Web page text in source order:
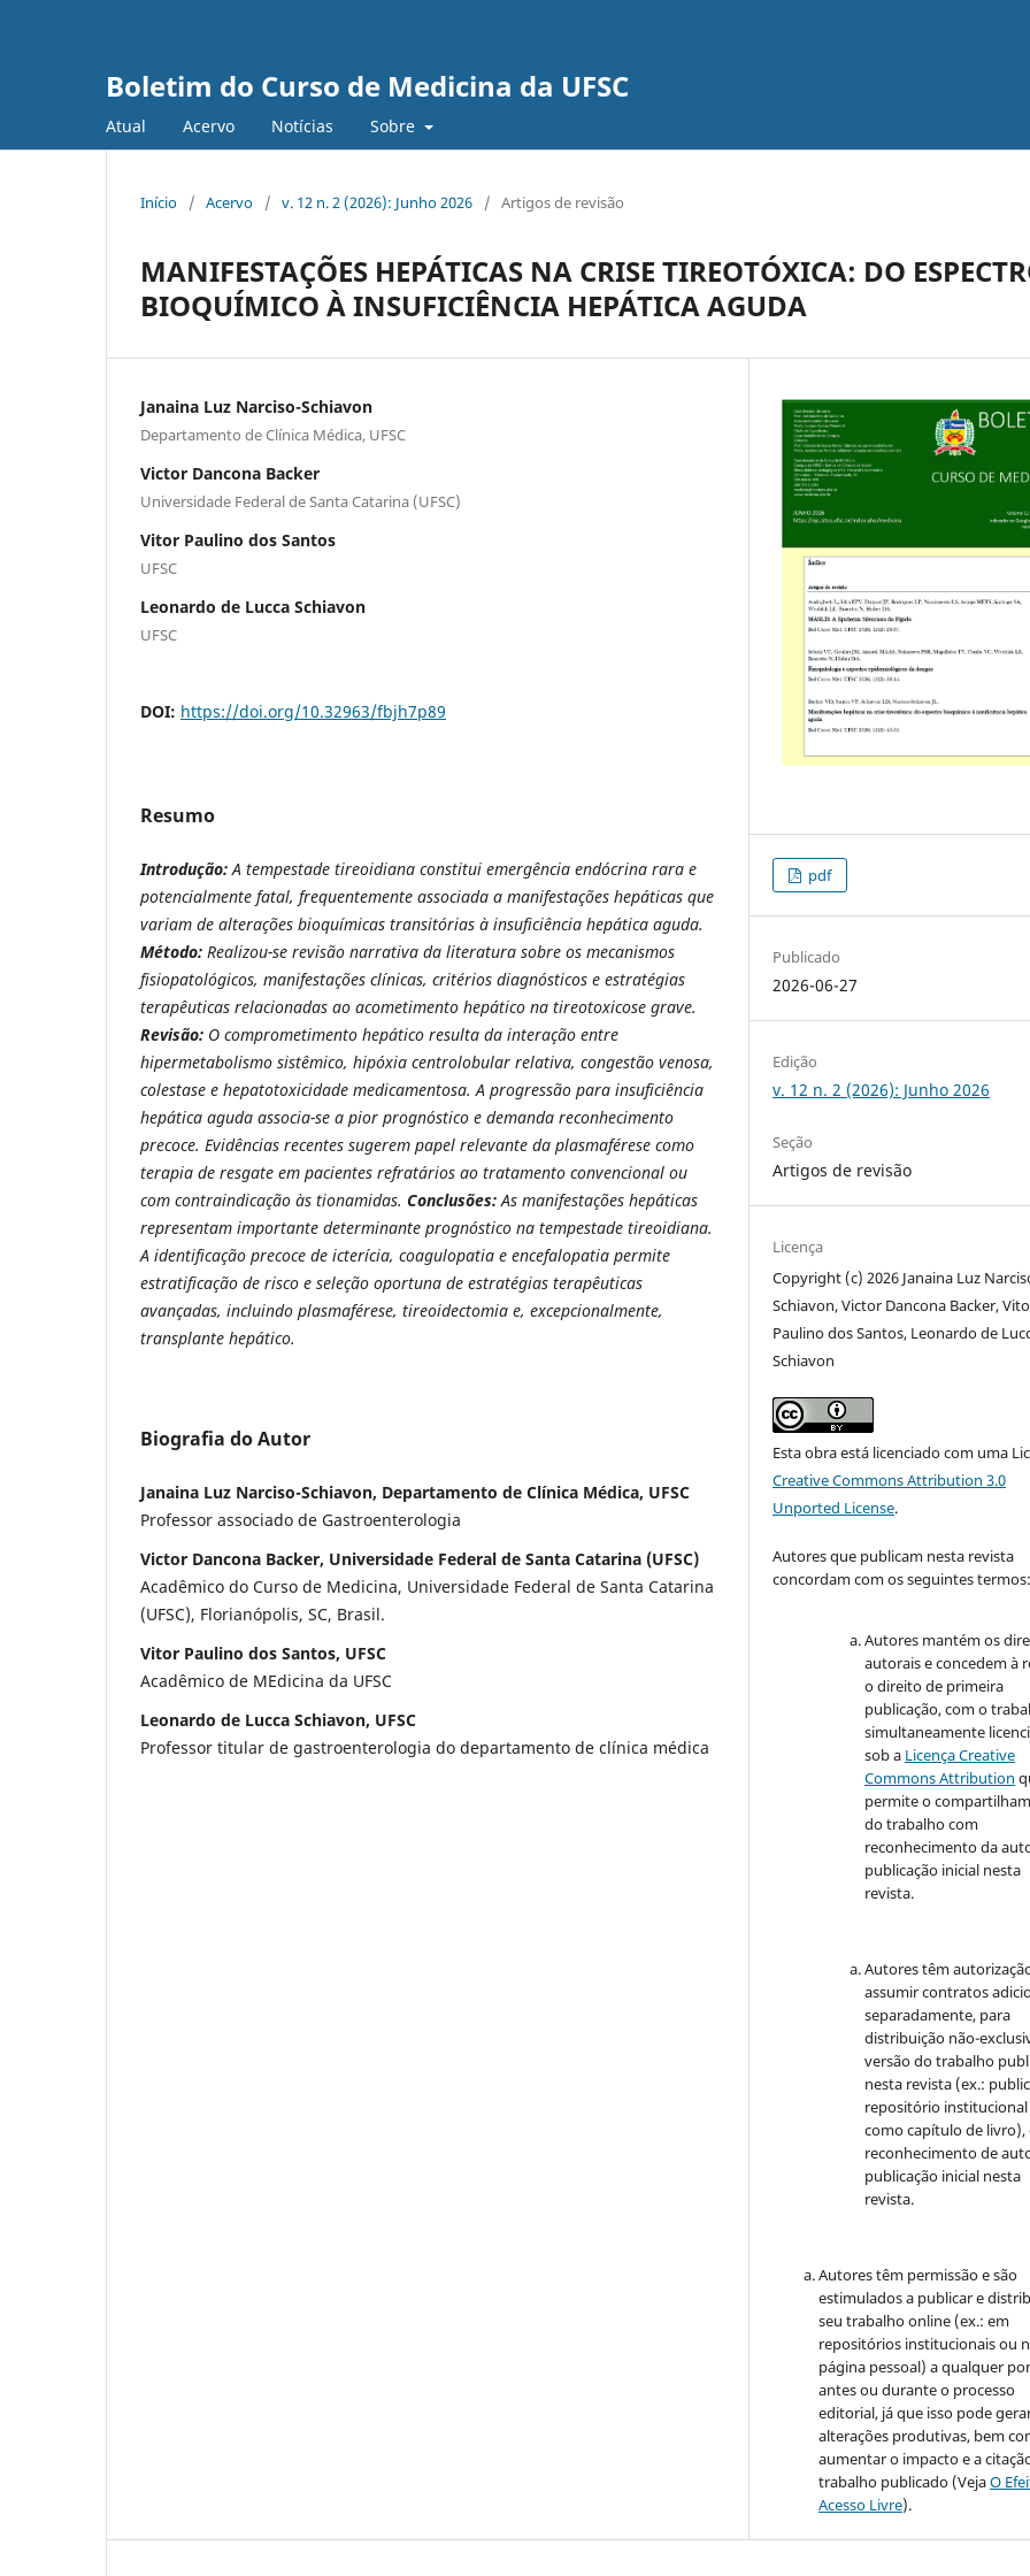
Boletim do Curso de Medicina da UFSC
Atual Acervo Notícias Sobre
Início / Acervo / v. 12 n. 2 (2026): Junho 2026 / Artigos de revisão
MANIFESTAÇÕES HEPÁTICAS NA CRISE TIREOTÓXICA: DO
BIOQUÍMICO ÀINSUFICIÊNCIA HEPÁTICA AGUDA
Janaina Luz Narciso-Schiavon
Departamento de Clínica Médica, UFSC
Victor Dancona Backer
Universidade Federal de Santa Catarina (UFSC)
Vitor Paulino dos Santos
UFSC
Leonardo de Lucca Schiavon
UFSC
DOI: https://doi.org/10.32963/fbjh7p89
Resumo
Introdução:A tempestade tireoidiana constitui emergência endócrina rara e
potencialmente fatal, frequentemente associada a manifestações hepáticas que
variam de alterações bioquímicas transitórias à insuficiência hepática aguda.
Método: Realizou-se revisão narrativa da literatura sobre os mecanismos
fisiopatológicos, manifestações clínicas, critérios diagnósticos e estratégias
terapêuticas relacionadas ao acometimento hepático na tireotoxicose grave.
Revisão: O comprometimento hepático resulta da interação entre
hipermetabolismo sistêmico, hipóxia centrolobular relativa, congestão venosa,
colestase e hepatotoxicidade medicamentosa. A progressão para insuficiência
hepática aguda associa-se a pior prognóstico e demanda reconhecimento
precoce. Evidências recentes sugerem papel relevante da plasmaférese como
terapia de resgate em pacientes refratários ao tratamento convencional ou
com contraindicação às tionamidas. Conclusões:As manifestações hepáticas
representam importante determinante prognóstico na tempestade tireoidiana.
A identificação precoce de icterícia, coagulopatia e encefalopatia permite
estratificação de risco e seleção oportuna de estratégias terapêuticas
avançadas, incluindo plasmaférese, tireoidectomia e, excepcionalmente,
transplante hepático.
Biografia do Autor
Janaina Luz Narciso-Schiavon, Departamento de Clínica Médica, UFSC
Professor associado de Gastroenterologia
Victor Dancona Backer, Universidade Federal de Santa Catarina (UFSC)
Acadêmico do Curso de Medicina, Universidade Federal de Santa Catarina
(UFSC), Florianópolis, SC, Brasil.
Vitor Paulino dos Santos, UFSC
Acadêmico de MEdicina da UFSC
Leonardo de Lucca Schiavon, UFSC
Professor titular de gastroenterologia do departamento de clínica médica
pdf
Publicado
2026-06-27
Edição
v. 12 n. 2 (2026): Junho 2026
Seção
Artigos de revisão
Licença
Copyright (c) 2026 Janaina Luz
Schiavon, Victor Dancona Backer,
Paulino dos Santos, Leonardo de
Schiavon
Esta obra está licenciado com uma
Creative Commons Attribution 3.0
Unported License.
Autores que publicam nesta revista
concordam com os seguintes termos:
Autores mantém os
autorais e concedem à
o direito de primeira
publicação, com o
simultaneamente
sob a Licença Creative
Commons Attribution
permite o
do trabalho com
reconhecimento da
publicação inicial nesta
revista.
Autores têm
assumir contratos
separadamente, para
distribuição não-
versão do trabalho
nesta revista (ex.:
repositório institucional
como capítulo de livro),
reconhecimento de
publicação inicial nesta
revista.
Autores têm permissão e são
estimulados a publicar e
seu trabalho online (ex.: em
repositórios institucionais ou
página pessoal) a qualquer
antes ou durante o processo
editorial, já que isso pode
alterações produtivas, bem
aumentar o impacto e a
trabalho publicado (VejaO
Acesso Livre).